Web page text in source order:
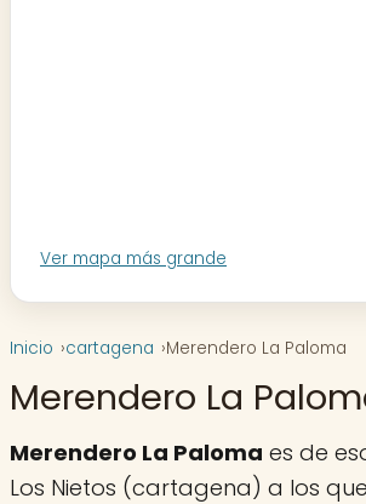
Ver mapa más grande
Inicio cartagena Merendero La Paloma
Merendero La
Merendero La Paloma es de
Los Nietos (cartagena) a los